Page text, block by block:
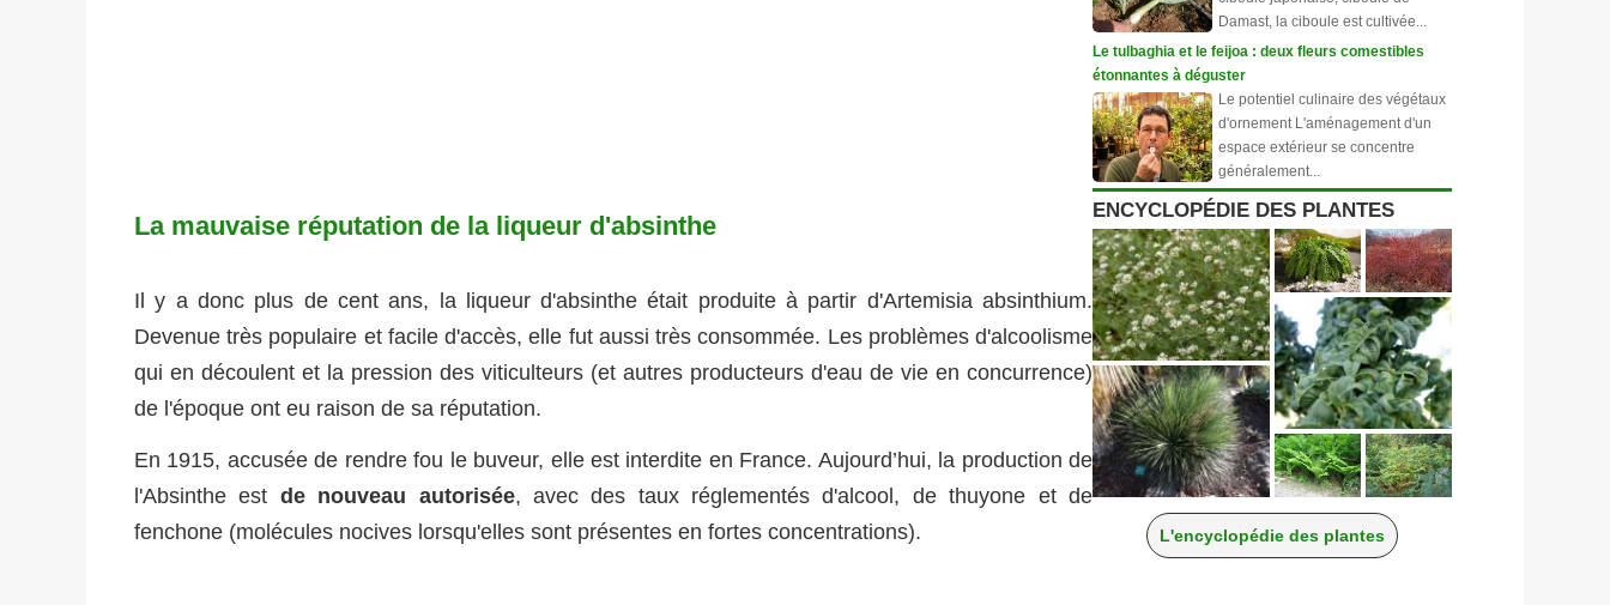
La mauvaise réputation de la liqueur d'absinthe
Il y a donc plus de cent ans, la liqueur d'absinthe était produite à partir d'Artemisia absinthium.
Devenue très populaire et facile d'accès, elle fut aussi très consommée. Les problèmes d'alcoolisme
qui en découlent et la pression des viticulteurs (et autres producteurs d'eau de vie en concurrence)
de l'époque ont eu raison de sa réputation.
En 1915, accusée de rendre fou le buveur, elle est interdite en France. Aujourd’hui, la production de
l'Absinthe est de nouveau autorisée, avec des taux réglementés d'alcool, de thuyone et de
fenchone (molécules nocives lorsqu'elles sont présentes en fortes concentrations).
Damast, la ciboule est cultivée...
Le tulbaghia et le feijoa : deux fleurs comestibles
étonnantes à déguster
Le potentiel culinaire des végétaux
d'ornement L'aménagement d'un
espace extérieur se concentre
généralement...
ENCYCLOPÉDIE DES PLANTES
L'encyclopédie des plantes